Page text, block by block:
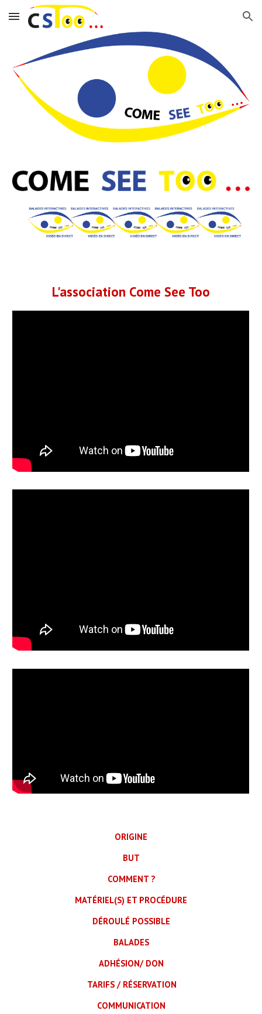
Skip to main content Skip to navigation
L'association Come See Too
ORIGINE
BUT
COMMENT ?
MATÉRIEL(S) ET PROCÉDURE
DÉROULÉ POSSIBLE
BALADES
ADHÉSION/ DON
TARIFS / RÉSERVATION
COMMUNICATION